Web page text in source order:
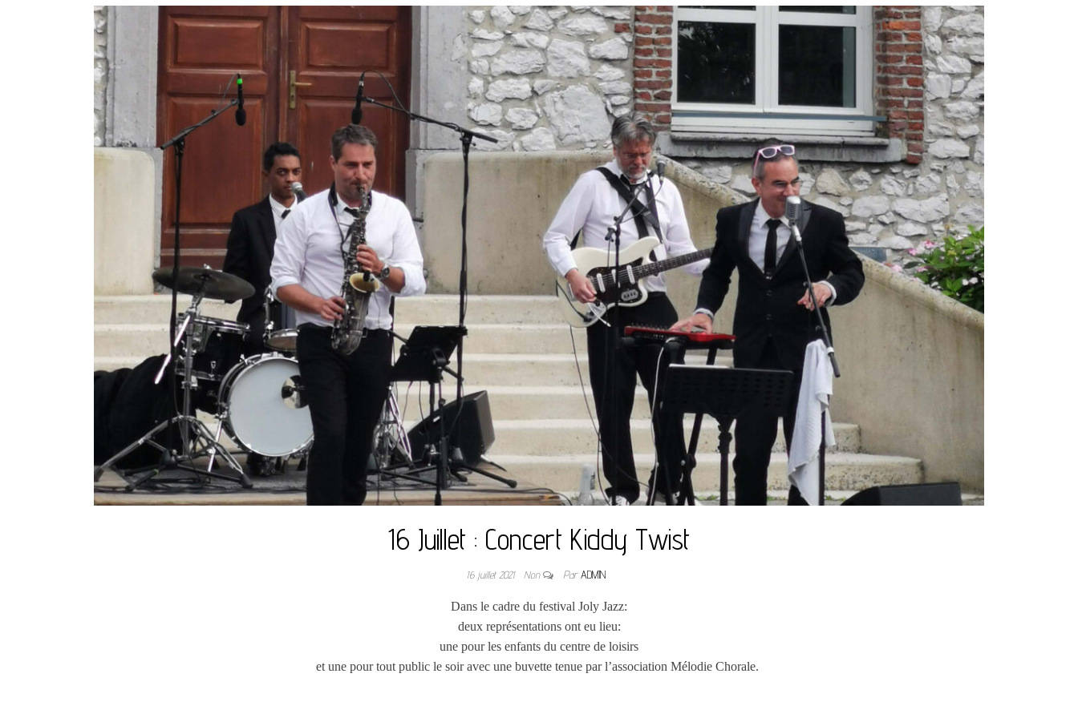
16 Juillet : Concert Kiddy Twist
16 juillet 2021 Non ParADMIN
Dans le cadre du festival Joly Jazz:
deux représentations ont eu lieu:
une pour les enfants du centre de loisirs
et une pour tout public le soir avec une buvette tenue par l’association Mélodie Chorale.